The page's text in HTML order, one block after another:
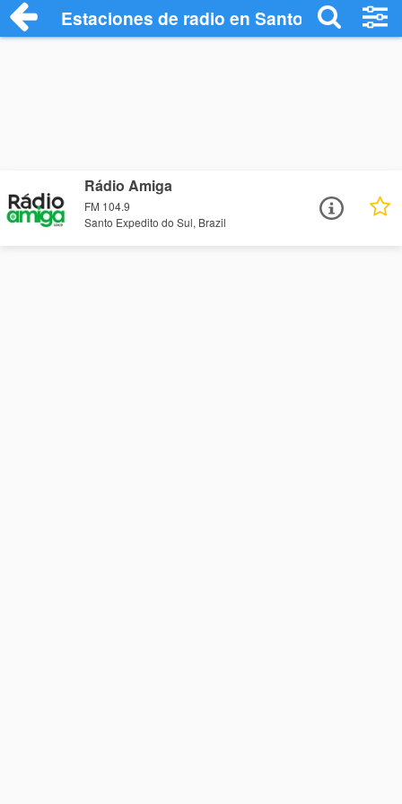
Estaciones de radio en Santo Expedito
Rádio Amiga
FM 104.9
Santo Expedito do Sul, Brazil